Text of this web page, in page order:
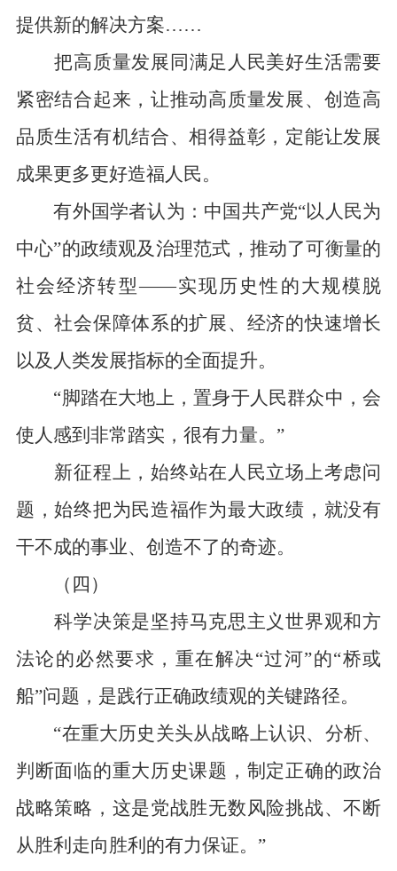
提供新的解决方案……
把高质量发展同满足人民美好生活需要
紧密结合起来，让推动高质量发展、创造高
品质生活有机结合、相得益彰，定能让发展
成果更多更好造福人民。
有外国学者认为：中国共产党“以人民为
中心”的政绩观及治理范式，推动了可衡量的
社会经济转型——实现历史性的大规模脱
贫、社会保障体系的扩展、经济的快速增长
以及人类发展指标的全面提升。
“脚踏在大地上，置身于人民群众中，会
使人感到非常踏实，很有力量。”
新征程上，始终站在人民立场上考虑问
题，始终把为民造福作为最大政绩，就没有
干不成的事业、创造不了的奇迹。
（四）
科学决策是坚持马克思主义世界观和方
法论的必然要求，重在解决“过河”的“桥或
船”问题，是践行正确政绩观的关键路径。
“在重大历史关头从战略上认识、分析、
判断面临的重大历史课题，制定正确的政治
战略策略，这是党战胜无数风险挑战、不断
从胜利走向胜利的有力保证。”